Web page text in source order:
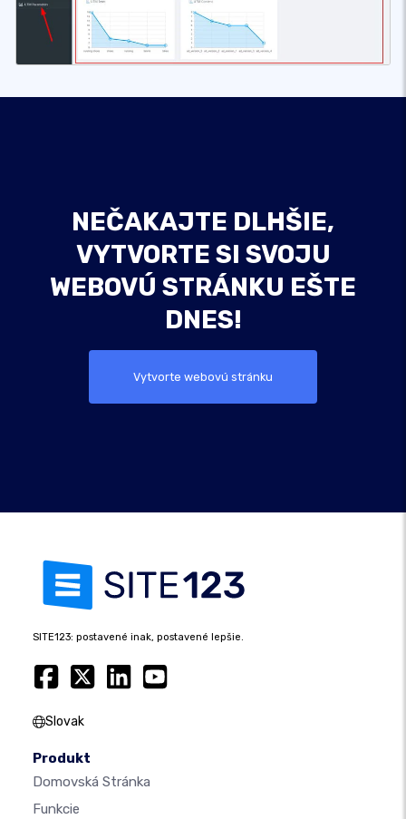
NEČAKAJTE DLHŠIE,
VYTVORTE SI SVOJU
WEBOVÚ STRÁNKU EŠTE
DNES!
Vytvorte webovú stránku
SITE123: postavené inak, postavené lepšie.
Slovak
Produkt
Domovská Stránka
Funkcie